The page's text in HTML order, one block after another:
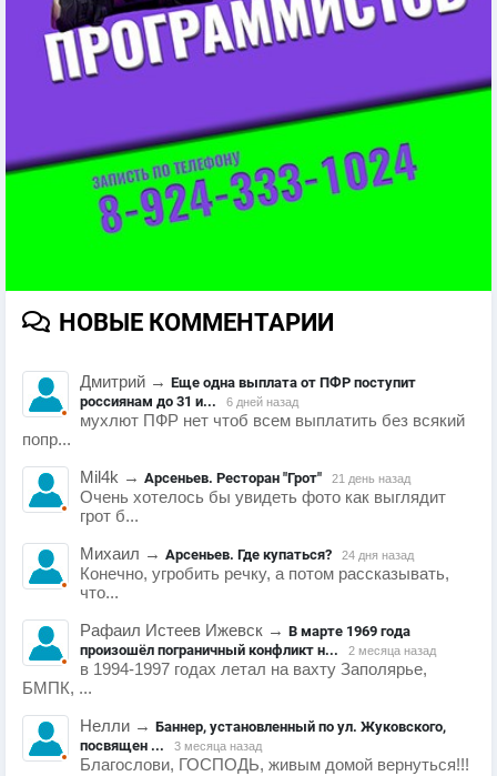
НОВЫЕ КОММЕНТАРИИ
Дмитрий → Еще одна выплата от ПФР поступит
россиянам до 31 и...
6 дней назад
мухлют ПФР нет чтоб всем выплатить без всякий
попр...
Mil4k → Арсеньев. Ресторан "Грот" 21 день назад
Очень хотелось бы увидеть фото как выглядит
грот б...
Михаил → Арсеньев. Где купаться? 24 дня назад
Конечно, угробить речку, а потом рассказывать,
что...
Рафаил Истеев Ижевск → В марте 1969 года
произошёл пограничный конфликт н...
2 месяца назад
в 1994-1997 годах летал на вахту Заполярье,
БМПК, ...
Нелли → Баннер, установленный по ул. Жуковского,
посвящен ...
3 месяца назад
Благослови, ГОСПОДЬ, живым домой вернуться!!!